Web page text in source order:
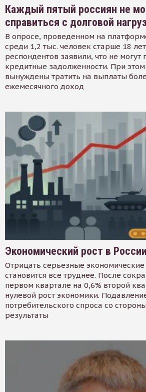
Каждый пятый россиян не
справиться с долговой
В опросе, проведенном на
среди 1,2 тыс. человек старше 18
респондентов заявили, что не могут
кредитные задолженности. При
вынуждены тратить на выплаты
ежемесячного доход
Экономический рост в
Отрицать серьезные
становится все труднее. После
первом квартале на 0,6% второй
нулевой рост экономики.
потребительского спроса со
результаты